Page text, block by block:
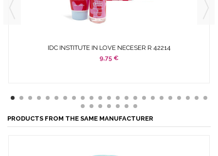
IDC INSTITUTE IN LOVE NECESER R 42214
9,75 €
PRODUCTS FROM THE SAME MANUFACTURER